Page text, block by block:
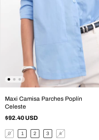
Maxi Camisa Parches Poplín
Celeste
$92.40 USD
0 1 2 3 4